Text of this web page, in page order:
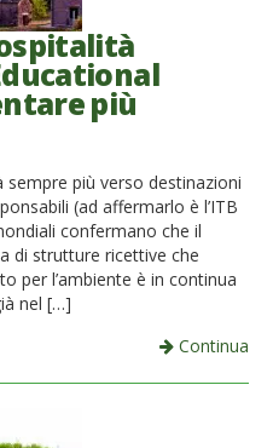
più
più verso destinazioni
(ad affermarlo è l’ITB
confermano che il
di strutture ricettive che
per l’ambiente è in continua
nel […]
Continua